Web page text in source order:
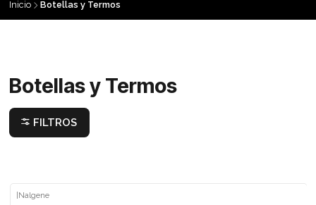
Inicio Botellas y Termos
Botellas y Termos
FILTROS
|Nalgene